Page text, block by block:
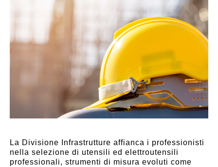
La Divisione Infrastrutture affianca i professionisti
nella selezione di utensili ed elettroutensili
professionali, strumenti di misura evoluti come